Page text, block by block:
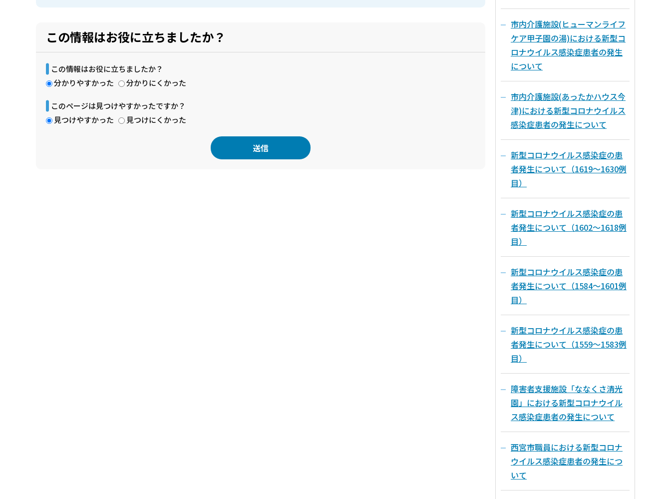
この情報はお役に立ちましたか？
この情報はお役に立ちましたか？
分かりやすかった
分かりにくかった
このページは見つけやすかったですか？
見つけやすかった
見つけにくかった
市内介護施設(ヒューマンライフ
ケア甲子園の湯)における新型コ
ロナウイルス感染症患者の発生
について
市内介護施設(あったかハウス今
津)における新型コロナウイルス
感染症患者の発生について
新型コロナウイルス感染症の患
者発生について（1619～1630例
目）
新型コロナウイルス感染症の患
者発生について（1602～1618例
目）
新型コロナウイルス感染症の患
者発生について（1584～1601例
目）
新型コロナウイルス感染症の患
者発生について（1559～1583例
目）
障害者支援施設「ななくさ清光
園」における新型コロナウイル
ス感染症患者の発生について
西宮市職員における新型コロナ
ウイルス感染症患者の発生につ
いて